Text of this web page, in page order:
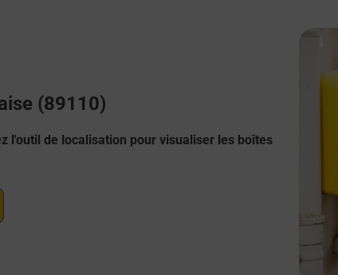
(89110)
l'outil de localisation pour visualiser les boîtes